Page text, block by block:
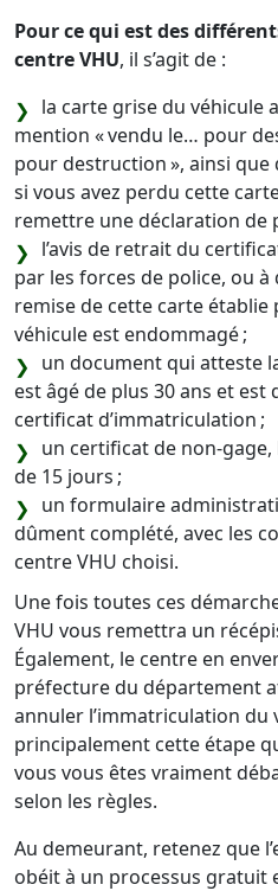
Pour ce qui est des
centre VHU, il s’agit de :
la carte grise du véhicule
mention « vendu le… pour
pour destruction », ainsi
si vous avez perdu cette
remettre une déclaration de
l’avis de retrait du
par les forces de police, ou
remise de cette carte
véhicule est endommagé ;
un document qui atteste
est âgé de plus 30 ans et
certificat d’immatriculation ;
un certificat de non-
de 15 jours ;
un formulaire
dûment complété, avec les
centre VHU choisi.
Une fois toutes ces
VHU vous remettra un
Également, le centre en
préfecture du département
annuler l’immatriculation du
principalement cette étape
vous vous êtes vraiment
selon les règles.
Au demeurant, retenez que
obéit à un processus gratuit